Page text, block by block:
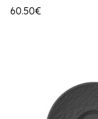
60.50€